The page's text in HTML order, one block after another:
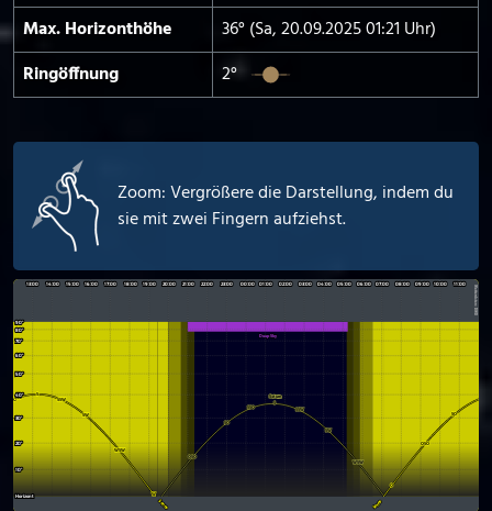
Max. Horizont­höhe
36° (Sa, 20.09.2025 01:21 Uhr)
Ringöffnung
2°
Zoom: Vergrößere die Darstellung, indem du
sie mit zwei Fingern aufziehst.